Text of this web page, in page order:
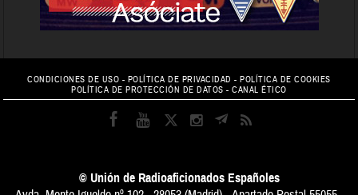
CONDICIONES DE USO - POLÍTICA DE PRIVACIDAD -POLÍTICA DE COOKIES
POLÍTICA DE PROTECCIÓN DE DATOS -CANAL ÉTICO
© Unión de Radioaficionados Españoles